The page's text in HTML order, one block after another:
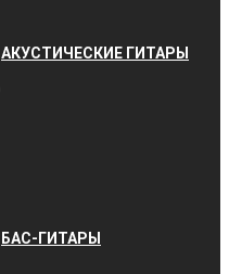
АКУСТИЧЕСКИЕ ГИТАРЫ
БАС-ГИТАРЫ